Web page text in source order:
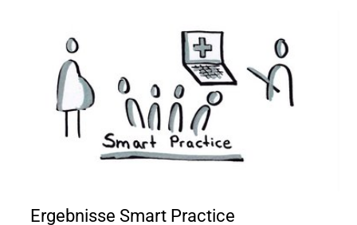
Ergebnisse Smart Practice